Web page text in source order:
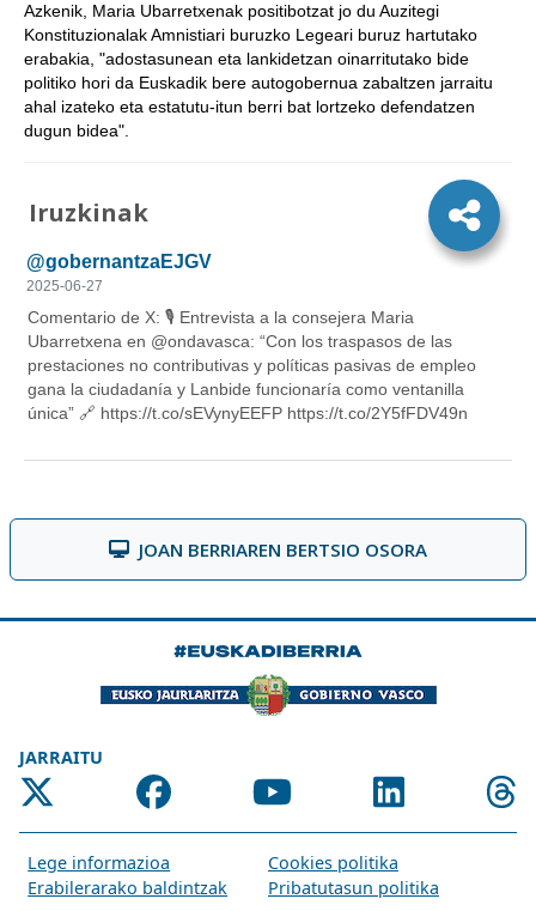
Azkenik, Maria Ubarretxenak positibotzat jo du Auzitegi
Konstituzionalak Amnistiari buruzko Legeari buruz hartutako
erabakia, "adostasunean eta lankidetzan oinarritutako bide
politiko hori da Euskadik bere autogobernua zabaltzen jarraitu
ahal izateko eta estatutu-itun berri bat lortzeko defendatzen
dugun bidea".
Iruzkinak
JOAN BERRIAREN BERTSIO OSORA
JARRAITU
Lege informazioa
Cookies politika
Erabilerarako baldintzak
Pribatutasun politika